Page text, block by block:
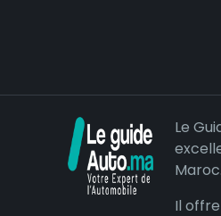
Le
Maroc.
Il